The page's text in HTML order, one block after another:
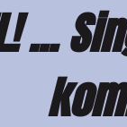
...